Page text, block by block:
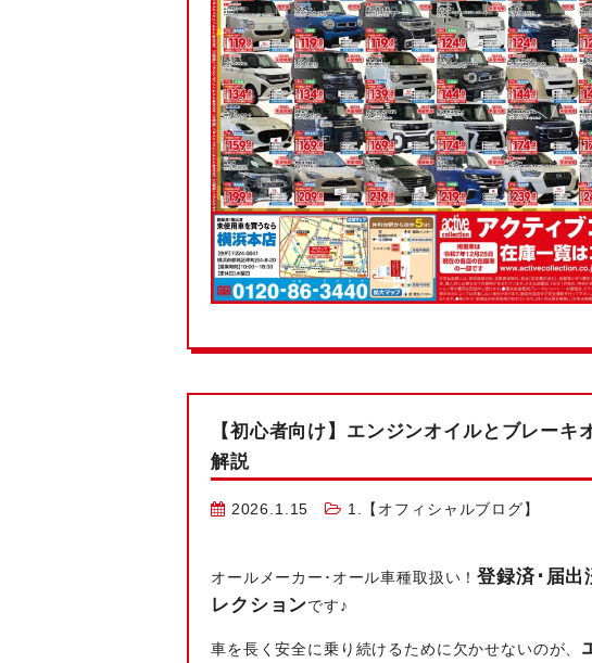
【初心者向け】エンジンオイルとブレー
解説
2026.1.15 1.【オフィシャルブログ】
オールメーカー･オール車種取扱い！登録済･届出
レクションです♪
車を長く安全に乗り続けるために欠かせないのが、